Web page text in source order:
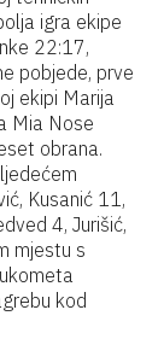
igra ekipe
22:17,
pobjede, prve
ekipi Marija
Mia Nose
obrana.
Kusanić 11,
4, Jurišić,
mjestu s
kod